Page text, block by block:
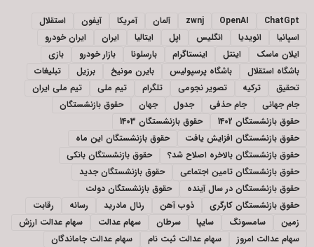
ChatGpt
OpenAI
zwnj آلمان آمریکا آیفون
استقلال
اسپانیا
انویدیا انگلیس اپل ایتالیا ایران
ایران خودرو
ایلان ماسک
اینتل اینستاگرام بارسلونا بازار خودرو
بازی
باشگاه استقلال
باشگاه پرسپولیس بایرن مونیخ برزیل
تبلیغات
تحقیق
ترکیه تصویر نجومی تلگرام تیم ملی
تیم ملی ایران
جام جهانی
جام حذفی جدول جهان
حقوق بازنشستگان
حقوق بازنشستگان 1402
حقوق بازنشستگان 1403
حقوق بازنشستگان افزایش یافت
حقوق بازنشستگان این ماه
حقوق بازنشستگان بالاخره اصلاح شد؟
حقوق بازنشستگان بانکی
حقوق بازنشستگان تامین اجتماعی
حقوق بازنشستگان جدید
حقوق بازنشستگان در سال آینده
حقوق بازنشستگان دولت
حقوق بازنشستگان کارگری
ذوب آهن رئال مادرید رسانه
رقابت
زمین
سامسونگ سایپا سرطان سهام عدالت
سهام عدالت ارزش
سهام عدالت امروز
سهام عدالت ثبت نام سهام عدالت جاماندگان